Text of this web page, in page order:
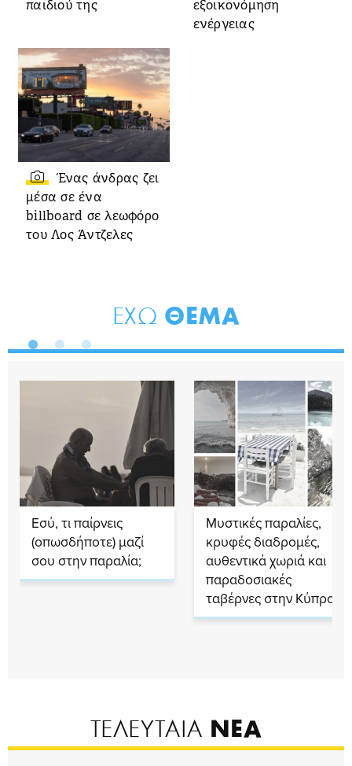
παιδιού της
εξοικονόμηση
ενέργειας
Ένας άνδρας ζει
μέσα σε ένα
billboard σε λεωφόρο
του Λος Άντζελες
ΕΧΩ ΘΕΜΑ
Εσύ, τι παίρνεις
(οπωσδήποτε) μαζί
σου στην παραλία;
Μυστικές παραλίες,
κρυφές διαδρομές,
αυθεντικά χωριά και
παραδοσιακές
ταβέρνες στην Κύπρο
ΤΕΛΕΥΤΑΙΑ ΝΕΑ